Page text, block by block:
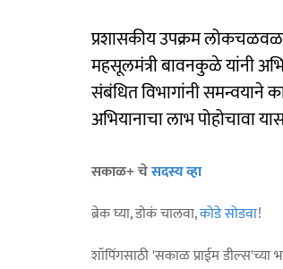
प्रशासकीय उपक्रम लोकचळवळ
महसूलमंत्री बावनकुळे यांनी
संबंधित विभागांनी समन्वयाने
अभियानाचा लाभ पोहोचावा
सकाळ+ चेसदस्य व्हा
ब्रेक घ्या, डोकं चालवा,कोडे सोडवा!
शॉपिंगसाठी 'सकाळ प्राईम डील्स'च्या